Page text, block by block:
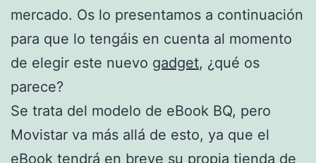
mercado. Os lo presentamos a continuación
para que lo tengáis en cuenta al momento
de elegir este nuevo gadget, ¿qué os
parece?
Se trata del modelo de eBook BQ, pero
Movistar va más allá de esto, ya que el
eBook tendrá en breve su propia tienda de